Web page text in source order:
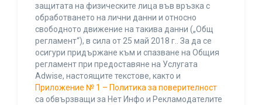
защитата на физическите лица във връзка с
обработването на лични данни и относно
свободното движение на такива данни („Общ
регламент“), в сила от 25 май 2018 г.. За да се
осигури придържане към и спазване на Общия
регламент при предоставяне на Услугата
Adwise, настоящите текстове, както и
Приложение № 1 – Политика за поверителност
са обвързващи за Нет Инфо и Рекламодателите